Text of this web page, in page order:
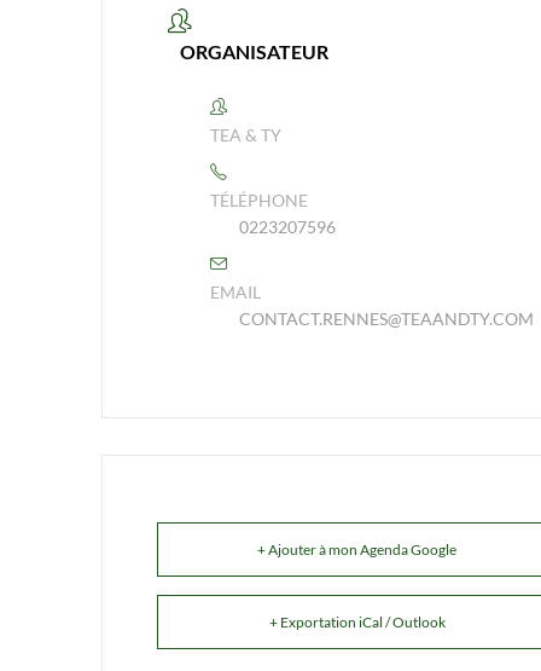
ORGANISATEUR
TEA & TY
TÉLÉPHONE
0223207596
EMAIL
CONTACT.RENNES@TEAANDTY.COM
+ Ajouter à mon Agenda Google
+ Exportation iCal / Outlook